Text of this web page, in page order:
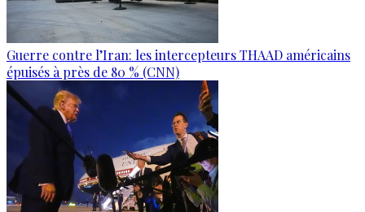
Guerre contre l’Iran: les intercepteurs THAAD américains
épuisés à près de 80 % (CNN)